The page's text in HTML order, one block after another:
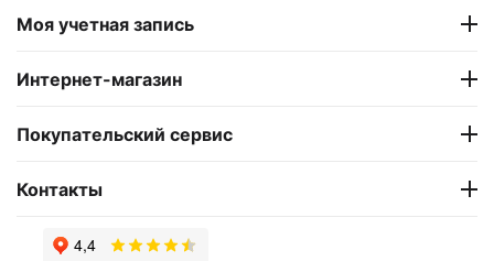
Моя учетная запись
Интернет-магазин
Покупательский сервис
Контакты